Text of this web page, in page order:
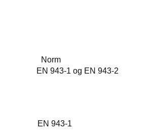
1 og EN 943-2
943-1